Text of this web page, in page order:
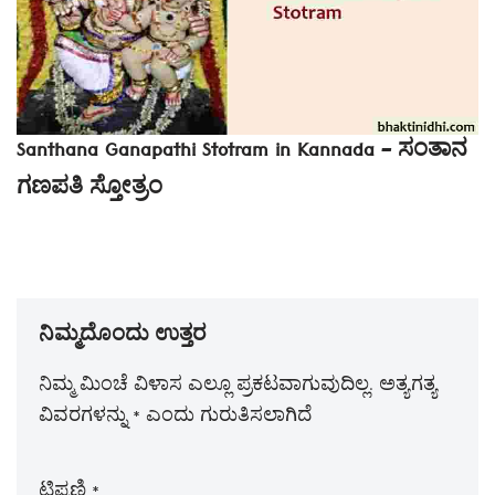
Santhana Ganapathi Stotram in Kannada – ಸಂತಾನ
ಗಣಪತಿ ಸ್ತೋತ್ರಂ
ನಿಮ್ಮದೊಂದು ಉತ್ತರ
ನಿಮ್ಮ ಮಿಂಚೆ ವಿಳಾಸ ಎಲ್ಲೂ ಪ್ರಕಟವಾಗುವುದಿಲ್ಲ. ಅತ್ಯಗತ್ಯ
ವಿವರಗಳನ್ನು* ಎಂದು ಗುರುತಿಸಲಾಗಿದೆ